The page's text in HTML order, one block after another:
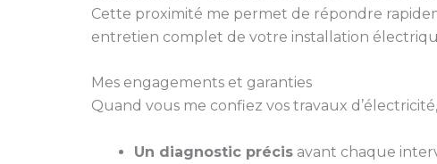
Cette proximité me permet de répondre
entretien complet de votre installation
Mes engagements et garanties
Quand vous me confiez vos travaux
Un diagnostic précis avant chaque